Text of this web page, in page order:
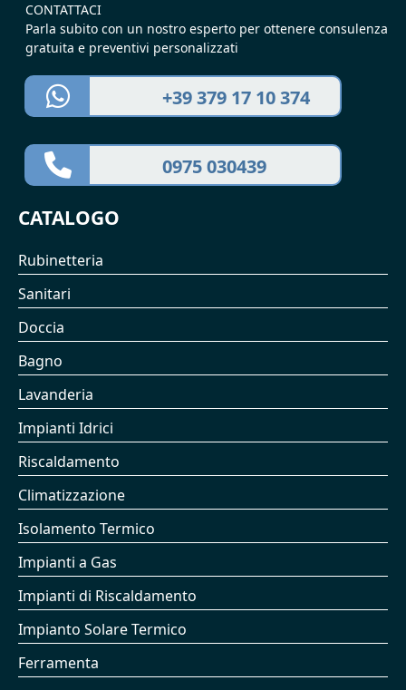
CONTATTACI
Parla subito con un nostro esperto per ottenere consulenza
gratuita e preventivi personalizzati
+39 379 17 10 374
0975 030439
CATALOGO
Rubinetteria
Sanitari
Doccia
Bagno
Lavanderia
Impianti Idrici
Riscaldamento
Climatizzazione
Isolamento Termico
Impianti a Gas
Impianti di Riscaldamento
Impianto Solare Termico
Ferramenta